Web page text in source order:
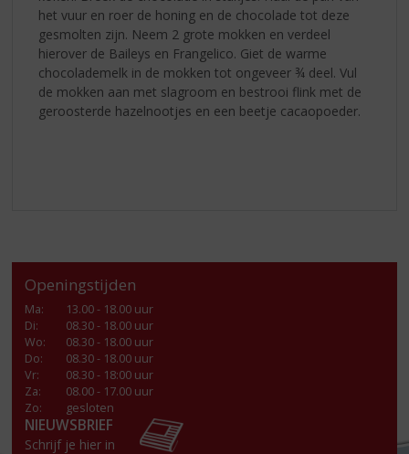
het vuur en roer de honing en de chocolade tot deze
gesmolten zijn. Neem 2 grote mokken en verdeel
hierover de Baileys en Frangelico. Giet de warme
chocolademelk in de mokken tot ongeveer ¾ deel. Vul
de mokken aan met slagroom en bestrooi flink met de
geroosterde hazelnootjes en een beetje cacaopoeder.
Openingstijden
Ma:
13.00 - 18.00 uur
Di:
08.30 - 18.00 uur
Wo:
08.30 - 18.00 uur
Do:
08.30 - 18.00 uur
Vr:
08.30 - 18:00 uur
Za:
08.00 - 17.00 uur
Zo:
gesloten
NIEUWSBRIEF
Schrijf je hier in